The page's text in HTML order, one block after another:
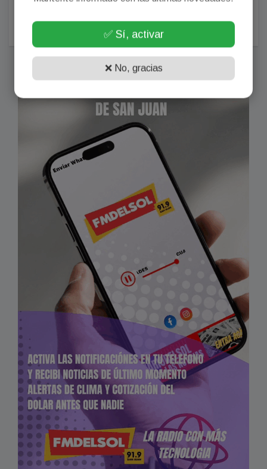
al agua. Subí la foto y se viralizó. Sorpresa: la gentileza
✅ Sí, activar
❌ No, gracias